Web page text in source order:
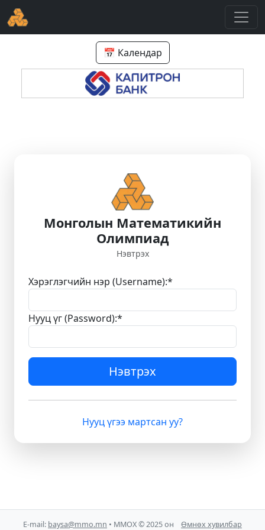
📅 Календар
Монголын Математикийн
Олимпиад
Нэвтрэх
Хэрэглэгчийн нэр (Username):*
Нууц үг (Password):*
Нэвтрэх
Нууц үгээ мартсан уу?
E-mail: baysa@mmo.mn • ММОХ © 2025 он Өмнөх хувилбар